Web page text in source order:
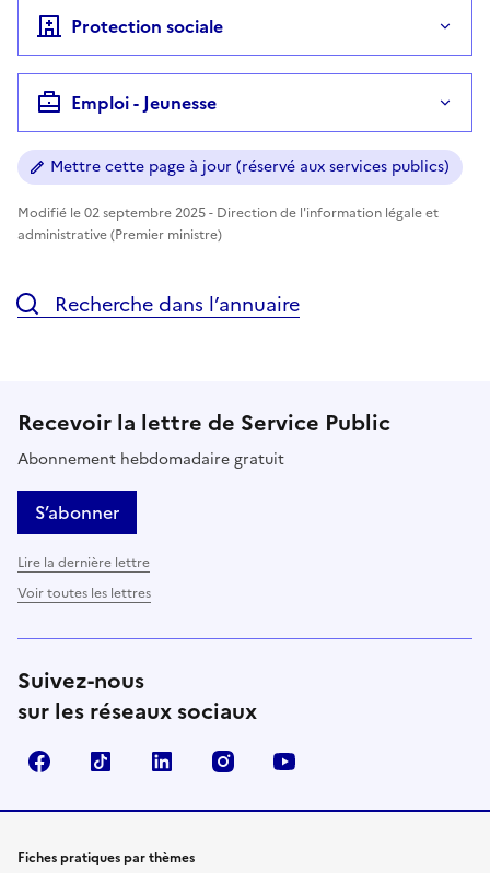
Protection sociale
Emploi - Jeunesse
Mettre cette page à jour (réservé aux services publics)
Modifié le 02 septembre 2025 - Direction de l'information légale et
administrative (Premier ministre)
Recherche dans l’annuaire
Recevoir la lettre de Service Public
Abonnement hebdomadaire gratuit
S’abonner
Lire la dernière lettre
Voir toutes les lettres
Suivez-nous
sur les réseaux sociaux
FacebookTikTok LinkedIn Instagram
Fiches pratiques par thèmes